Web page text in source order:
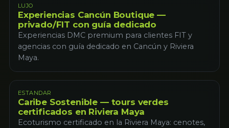
LUJO
Experiencias Cancún Boutique —
privado/FIT con guía dedicado
Experiencias DMC premium para clientes FIT y
agencias con guía dedicado en Cancún y Riviera
Maya.
ESTANDAR
Caribe Sostenible — tours verdes
certificados en Riviera Maya
Ecoturismo certificado en la Riviera Maya: cenotes,